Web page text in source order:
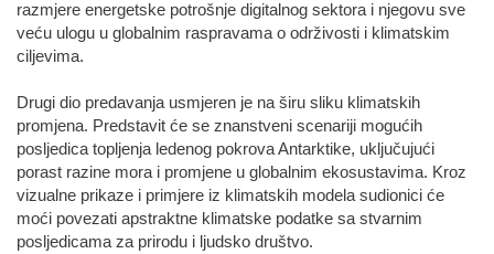
razmjere energetske potrošnje digitalnog sektora i njegovu sve
veću ulogu u globalnim raspravama o održivosti i klimatskim
ciljevima.
Drugi dio predavanja usmjeren je na širu sliku klimatskih
promjena. Predstavit će se znanstveni scenariji mogućih
posljedica topljenja ledenog pokrova Antarktike, uključujući
porast razine mora i promjene u globalnim ekosustavima. Kroz
vizualne prikaze i primjere iz klimatskih modela sudionici će
moći povezati apstraktne klimatske podatke sa stvarnim
posljedicama za prirodu i ljudsko društvo.